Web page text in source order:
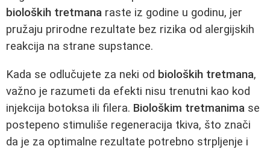
bioloških tretmana raste iz godine u godinu, jer
pružaju prirodne rezultate bez rizika od alergijskih
reakcija na strane supstance.
Kada se odlučujete za neki od bioloških tretmana,
važno je razumeti da efekti nisu trenutni kao kod
injekcija botoksa ili filera. Biološkim tretmanima se
postepeno stimuliše regeneracija tkiva, što znači
da je za optimalne rezultate potrebno strpljenje i